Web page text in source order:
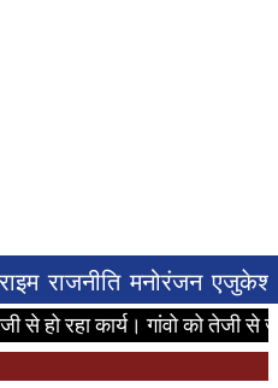
राजनीति मनोरंजन
रहा कार्य। गांवो को तेजी से